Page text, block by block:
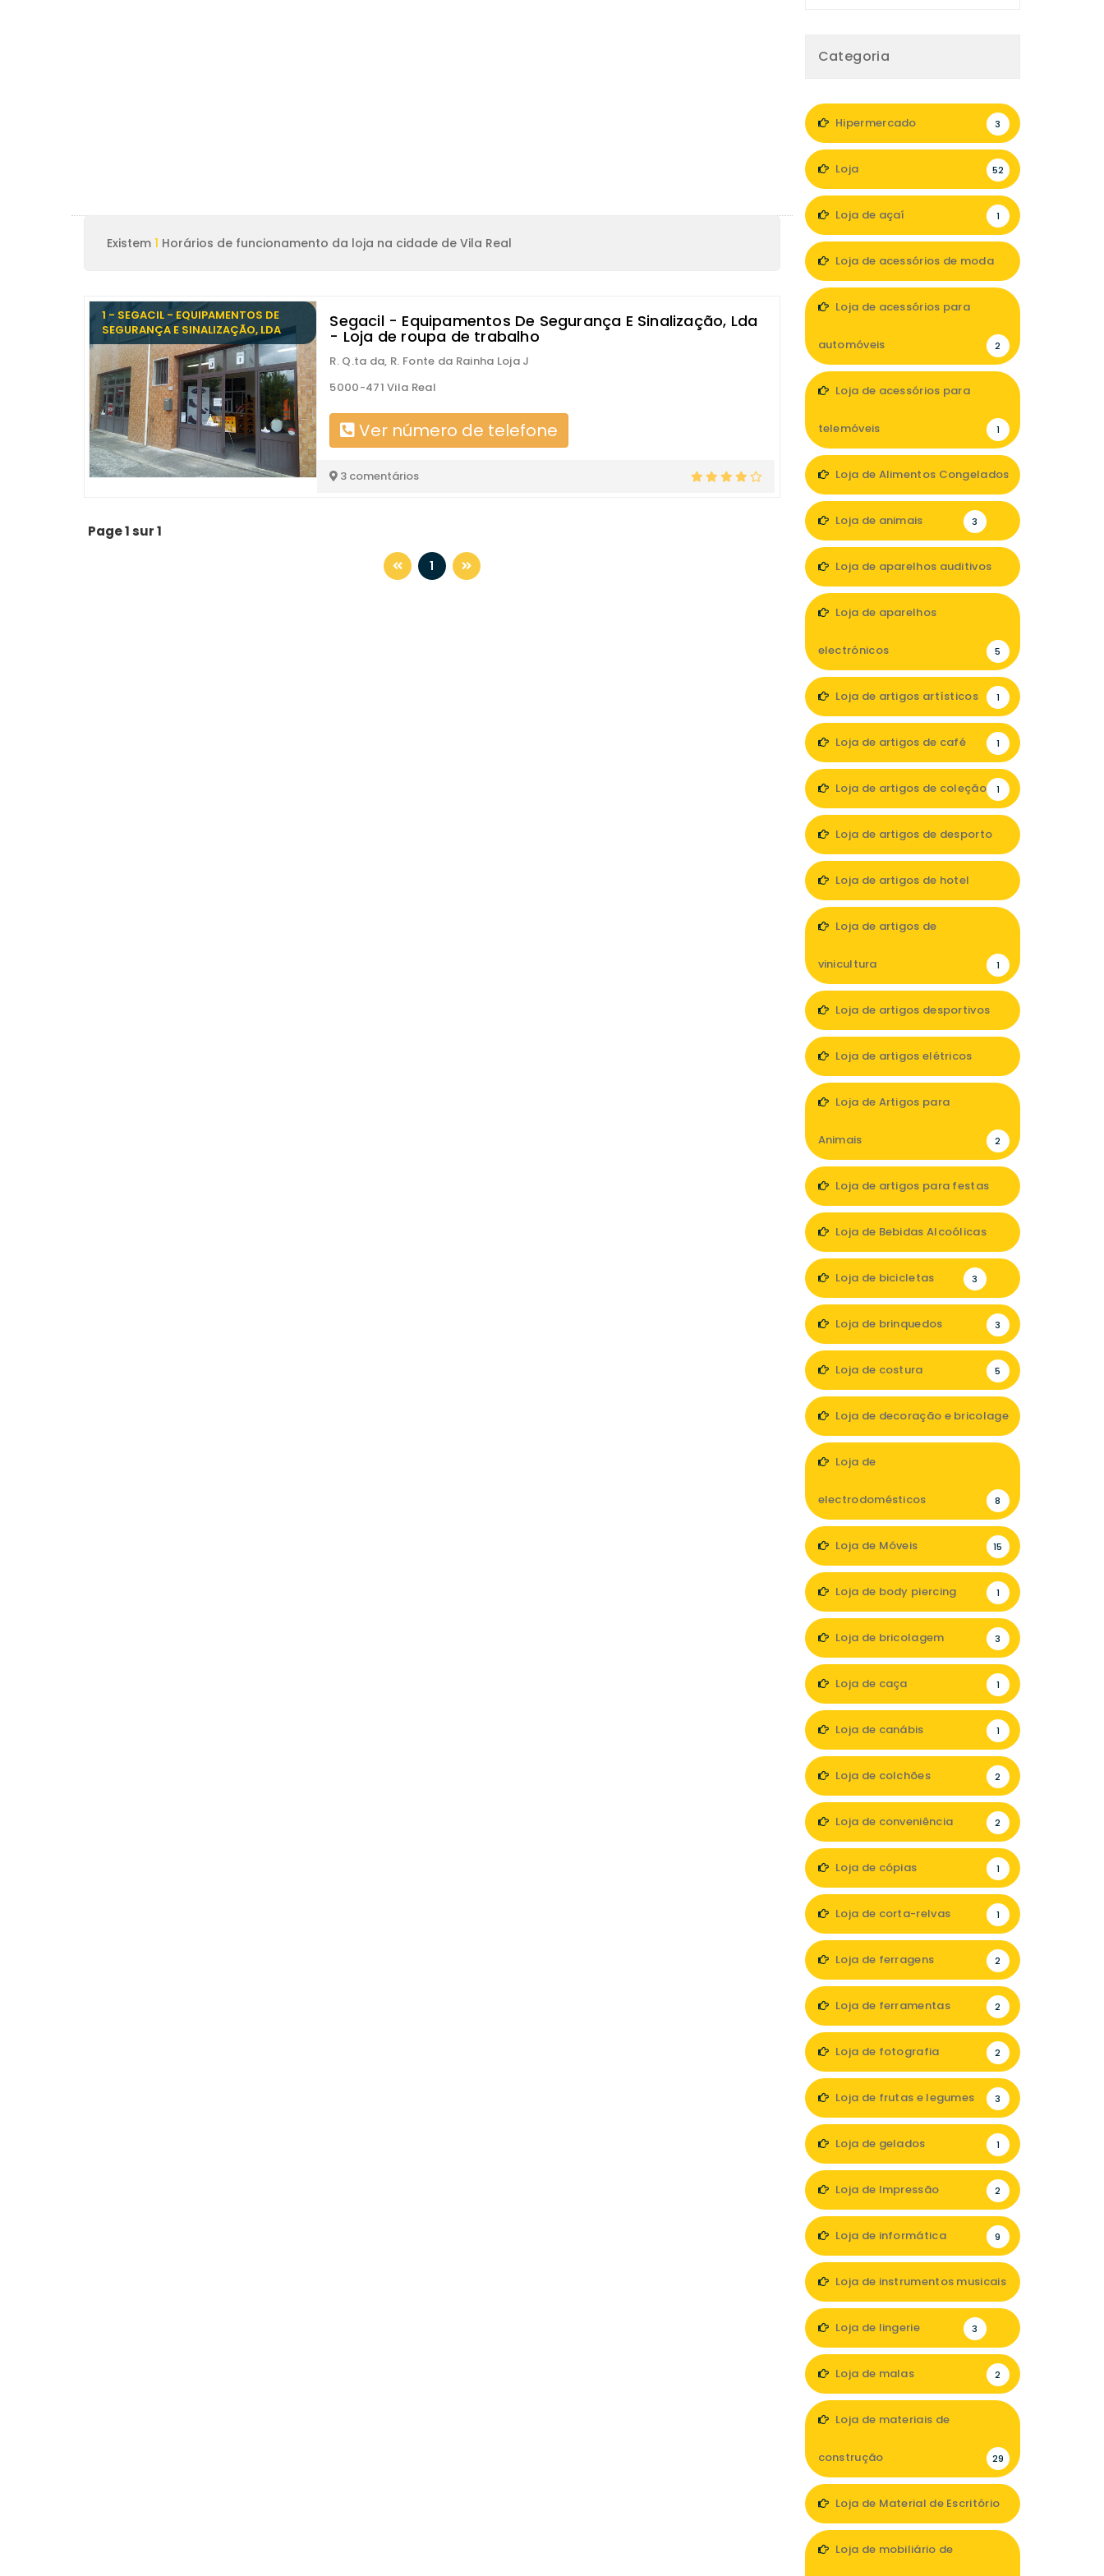
Existem 1 Horários de funcionamento da loja na cidade de Vila Real
1 - SEGACIL - EQUIPAMENTOS DE
SEGURANÇA E SINALIZAÇÃO, LDA
Segacil - Equipamentos De Segurança E Sinalização, Lda
- Loja de roupa de trabalho
R. Q.ta da, R. Fonte da Rainha Loja J
5000-471 Vila Real
Ver número de telefone
3 comentários
Page 1 sur 1
1
Categoria
Hipermercado 3
Loja 52
Loja de açaí 1
Loja de acessórios de moda
Loja de acessórios para
automóveis 2
Loja de acessórios para
telemóveis 1
Loja de Alimentos Congelados
Loja de animais 3
Loja de aparelhos auditivos
Loja de aparelhos
electrónicos 5
Loja de artigos artísticos 1
Loja de artigos de café 1
Loja de artigos de coleção 1
Loja de artigos de desporto
Loja de artigos de hotel
Loja de artigos de
vinicultura 1
Loja de artigos desportivos
Loja de artigos elétricos
Loja de Artigos para
Animais 2
Loja de artigos para festas
Loja de Bebidas Alcoólicas
Loja de bicicletas 3
Loja de brinquedos 3
Loja de costura 5
Loja de decoração e bricolage
Loja de
electrodomésticos 8
Loja de Móveis 15
Loja de body piercing 1
Loja de bricolagem 3
Loja de caça 1
Loja de canábis 1
Loja de colchões 2
Loja de conveniência 2
Loja de cópias 1
Loja de corta-relvas 1
Loja de ferragens 2
Loja de ferramentas 2
Loja de fotografia 2
Loja de frutas e legumes 3
Loja de gelados 1
Loja de Impressão 2
Loja de informática 9
Loja de instrumentos musicais
Loja de lingerie 3
Loja de malas 2
Loja de materiais de
construção 29
Loja de Material de Escritório
Loja de mobiliário de